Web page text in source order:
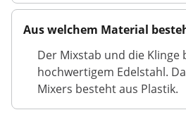
Aus welchem Material
Der Mixstab und die Klinge
hochwertigem Edelstahl.
Mixers besteht aus Plastik.